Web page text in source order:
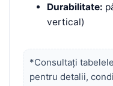
Durabilitate:
vertical)
*Consultați
pentru detalii,